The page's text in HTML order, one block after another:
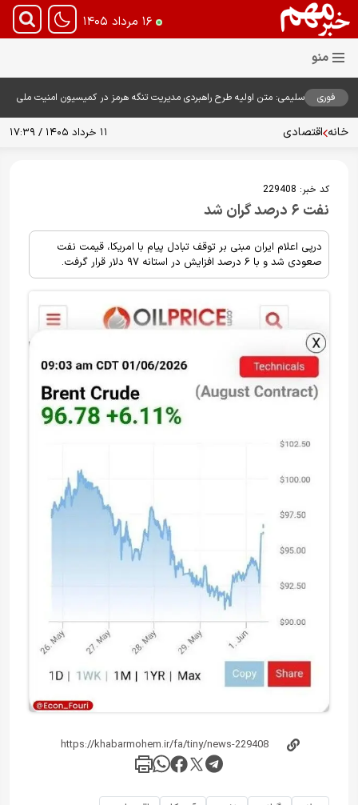
۱۶ مرداد ۱۴۰۵
فوری
سلیمی: متن اولیه طرح راهبردی مدیریت تنگه هرمز در کمیسیون امنیت ملی
خانه اقتصادی ۱۱ خرداد ۱۴۰۵ / ۱۷:۳۹
کد خبر: 229408
نفت ۶ درصد گران شد
درپی اعلام ایران مبنی بر توقف تبادل پیام با امریکا، قیمت نفت
صعودی شد و با ۶ درصد افزایش در استانه ۹۷ دلار قرار گرفت.